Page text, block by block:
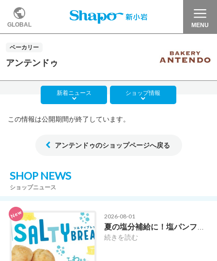
GLOBAL MENU
ベーカリー
アンテンドゥ
新着ニュース ショップ情報
この情報は公開期間が終了しています。
アンテンドゥのショップページへ戻る
SHOP NEWS
ショップニュース
New 2026-08-01
続きを読む